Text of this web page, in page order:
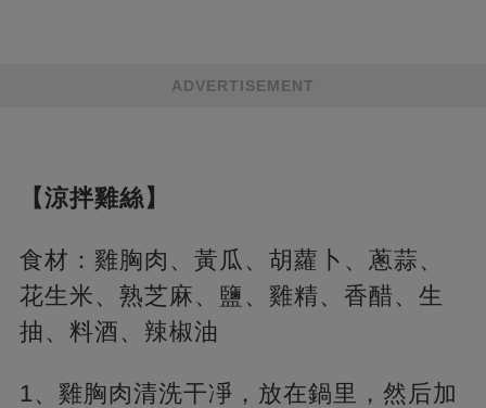
ADVERTISEMENT
【涼拌雞絲】
食材：雞胸肉、黃瓜、胡蘿卜、蔥蒜、
花生米、熟芝麻、鹽、雞精、香醋、生
抽、料酒、辣椒油
1、雞胸肉清洗干凈，放在鍋里，然后加